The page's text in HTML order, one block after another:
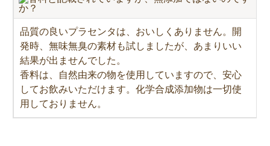
か？
品質の良いプラセンタは、おいしくありません。開
発時、無味無臭の素材も試しましたが、あまりいい
結果が出ませんでした。
香料は、自然由来の物を使用していますので、安心
してお飲みいただけます。化学合成添加物は一切使
用しておりません。